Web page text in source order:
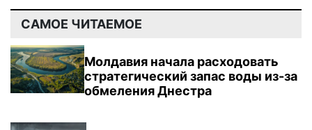
САМОЕ ЧИТАЕМОЕ
Молдавия начала расходовать
стратегический запас воды из-за
обмеления Днестра